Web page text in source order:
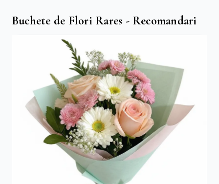
Buchete de Flori Rares - Recomandari